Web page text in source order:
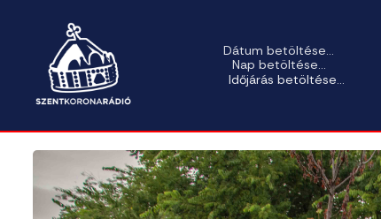
Dátum betöltése...
Nap betöltése...
Időjárás betöltése...